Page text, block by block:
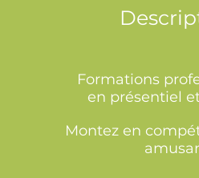
Formations
en présentiel
Montez en